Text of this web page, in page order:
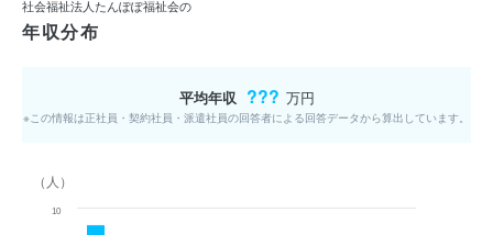
社会福祉法人たんぽぽ福祉会の
年収分布
平均年収 ??? 万円
※この情報は正社員・契約社員・派遣社員の回答者による回答データから算出しています。
（人）
10